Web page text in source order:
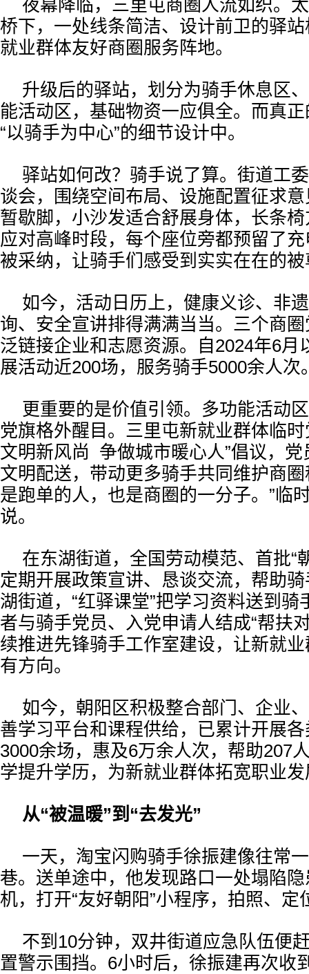
夜幕降临，三里屯商圈人流如织。
桥下，一处线条简洁、设计前卫的驿
就业群体友好商圈服务阵地。
升级后的驿站，划分为骑手休息区
能活动区，基础物资一应俱全。而真
“以骑手为中心”的细节设计中。
驿站如何改？骑手说了算。街道工
谈会，围绕空间布局、设施配置征求
暂歇脚，小沙发适合舒展身体，长条
应对高峰时段，每个座位旁都预留了
被采纳，让骑手们感受到实实在在的
如今，活动日历上，健康义诊、非
询、安全宣讲排得满满当当。三个商
泛链接企业和志愿资源。自2024年6月
展活动近200场，服务骑手5000余人次
更重要的是价值引领。多功能活动
党旗格外醒目。三里屯新就业群体临
文明新风尚 争做城市暖心人”倡议，
文明配送，带动更多骑手共同维护商圈
是跑单的人，也是商圈的一分子。”临
说。
在东湖街道，全国劳动模范、首批“
定期开展政策宣讲、恳谈交流，帮助
湖街道，“红驿课堂”把学习资料送到骑
者与骑手党员、入党申请人结成“帮扶
续推进先锋骑手工作室建设，让新就
有方向。
如今，朝阳区积极整合部门、企业
善学习平台和课程供给，已累计开展
3000余场，惠及6万余人次，帮助207
学提升学历，为新就业群体拓宽职业
从“被温暖”到“去发光”
一天，淘宝闪购骑手徐振建像往常
巷。送单途中，他发现路口一处塌陷
机，打开“友好朝阳”小程序，拍照、定
不到10分钟，双井街道应急队伍便
置警示围挡。6小时后，徐振建再次收